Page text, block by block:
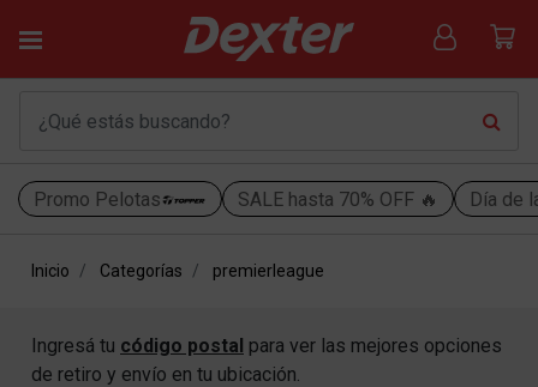
Promo Pelotas SALE hasta 70% OFF 🔥 Día de
Inicio Categorías premierleague
Ingresá tu código postal para ver las mejores opciones
de retiro y envío en tu ubicación.